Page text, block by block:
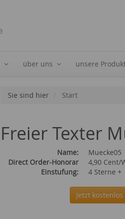
über uns unsere
Sie sind hier Start
Freier Texter
Name:
Muecke05
Direct Order-Honorar
4,90 Cent/
Einstufung:
4 Sterne +
Jetzt